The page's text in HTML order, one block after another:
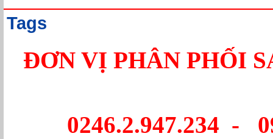
Tags
ĐƠN VỊ PHÂN PHỐI
0246.2.947.234 -